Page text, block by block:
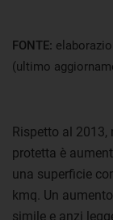
FONTE:
(ultimo
Rispetto al 2013,
protetta è
una superficie
kmq. Un
simile e anzi